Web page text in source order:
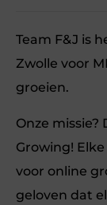
Team F&J is
Zwolle voor
groeien.
Onze missie?
Growing!
voor online
geloven dat